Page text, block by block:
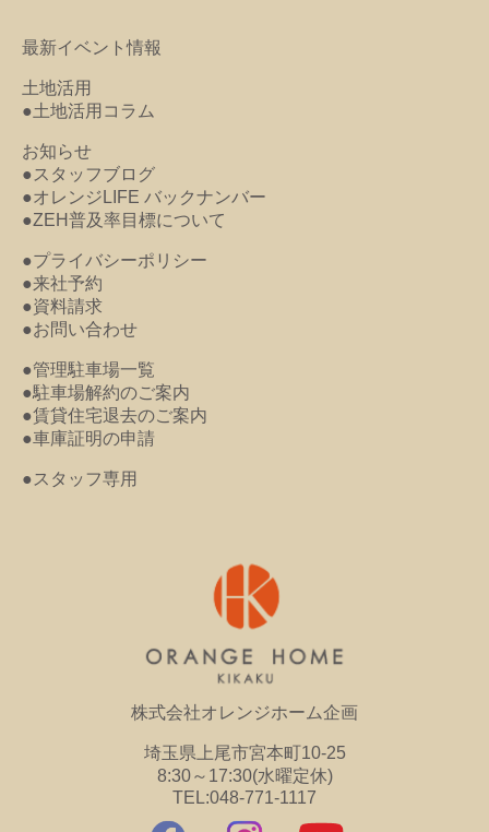
最新イベント情報
土地活用
●土地活用コラム
お知らせ
●スタッフブログ
●オレンジLIFE バックナンバー
●ZEH普及率目標について
●プライバシーポリシー
●来社予約
●資料請求
●お問い合わせ
●管理駐車場一覧
●駐車場解約のご案内
●賃貸住宅退去のご案内
●車庫証明の申請
●スタッフ専用
株式会社オレンジホーム企画
埼玉県上尾市宮本町10-25
8:30～17:30(水曜定休)
TEL:048-771-1117